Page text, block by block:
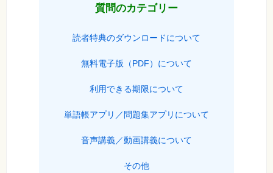
質問のカテゴリー
読者特典のダウンロードについて
無料電子版（PDF）について
利用できる期限について
単語帳アプリ／問題集アプリについて
音声講義／動画講義について
その他